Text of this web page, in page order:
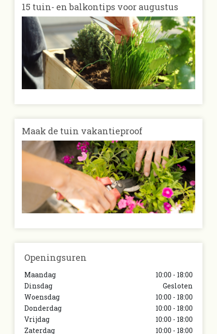
15 tuin- en balkontips voor augustus
Maak de tuin vakantieproof
Openingsuren
Maandag
10:00 - 18:00
Dinsdag
Gesloten
Woensdag
10:00 - 18:00
Donderdag
10:00 - 18:00
Vrijdag
10:00 - 18:00
Zaterdag
10:00 - 18:00